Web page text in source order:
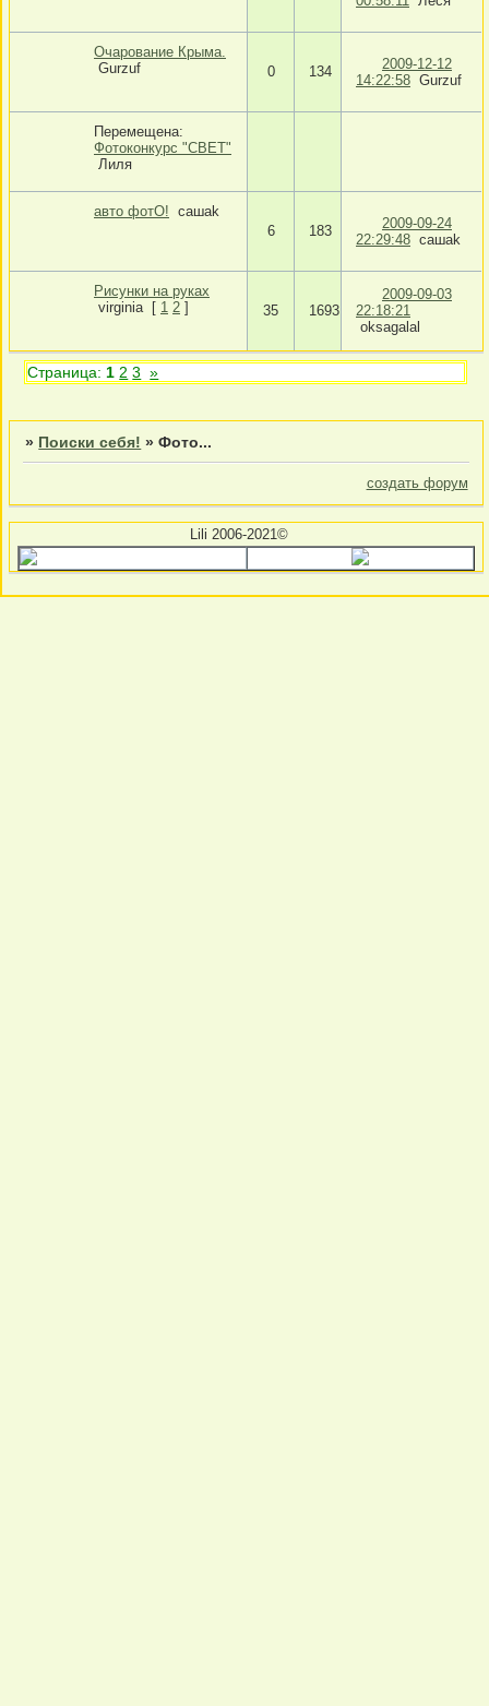
Очарование Крыма.
Gurzuf
0 134
2009-12-12
14:22:58 Gurzuf
Перемещена:
Фотоконкурс "СВЕТ"
Лиля
авто фотО! сашаk
6
183
2009-09-24
22:29:48 сашаk
Рисунки на руках
virginia
[ 1 2 ] 35 1693
2009-09-03
22:18:21
oksagalal
Страница: 1 2 3 »
» Поиски себя! »Фото...
создать форум
Lili 2006-2021©